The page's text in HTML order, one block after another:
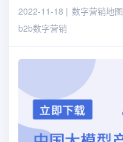
2022-11-18
数字营销地图
b2b数字营销